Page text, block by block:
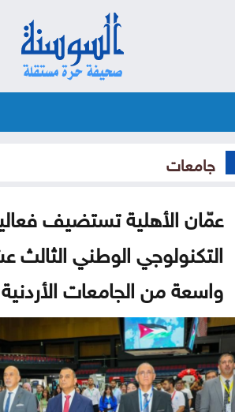
جامعات
عمّان الأهلية تستضيف
التكنولوجي الوطني الثالث
واسعة من الجامعات الأردنية